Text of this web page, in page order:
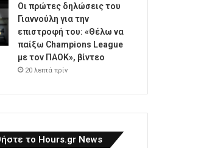
Οι πρώτες δηλώσεις του
Γιαννούλη για την
επιστροφή του: «Θέλω να
παίξω Champions League
με τον ΠΑΟΚ», βίντεο
20 λεπτά πρίν
το Hours.gr News